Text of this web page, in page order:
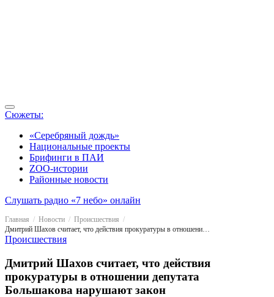
Сюжеты:
«Серебряный дождь»
Национальные проекты
Брифинги в ПАИ
ZOO-истории
Районные новости
Слушать радио «7 небо» онлайн
Главная Новости
Происшествия
Дмитрий Шахов считает, что действия прокуратуры в отношении депутата Большакова нарушают закон
Происшествия
Дмитрий Шахов считает, что действия
прокуратуры в отношении депутата
Большакова нарушают закон